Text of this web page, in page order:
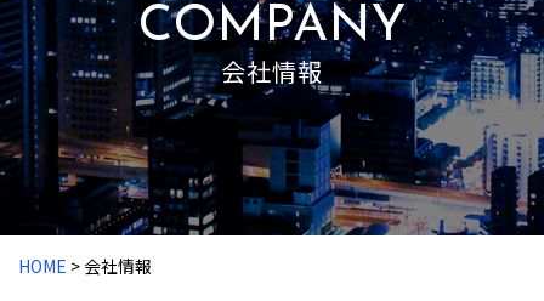
COMPANY
会社情報
HOME > 会社情報